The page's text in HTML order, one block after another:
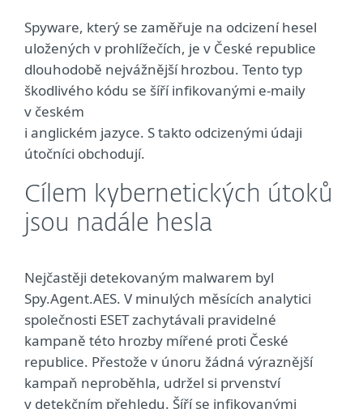
Spyware, který se zaměřuje na odcizení hesel
uložených v prohlížečích, je v České republice
dlouhodobě nejvážnější hrozbou. Tento typ
škodlivého kódu se šíří infikovanými e-maily
v českém
i anglickém jazyce. S takto odcizenými údaji
útočníci obchodují.
Cílem kybernetických útoků
jsou nadále hesla
Nejčastěji detekovaným malwarem byl
Spy.Agent.AES. V minulých měsících analytici
společnosti ESET zachytávali pravidelné
kampaně této hrozby mířené proti České
republice. Přestože v únoru žádná výraznější
kampaň neproběhla, udržel si prvenství
v detekčním přehledu. Šíří se infikovanými